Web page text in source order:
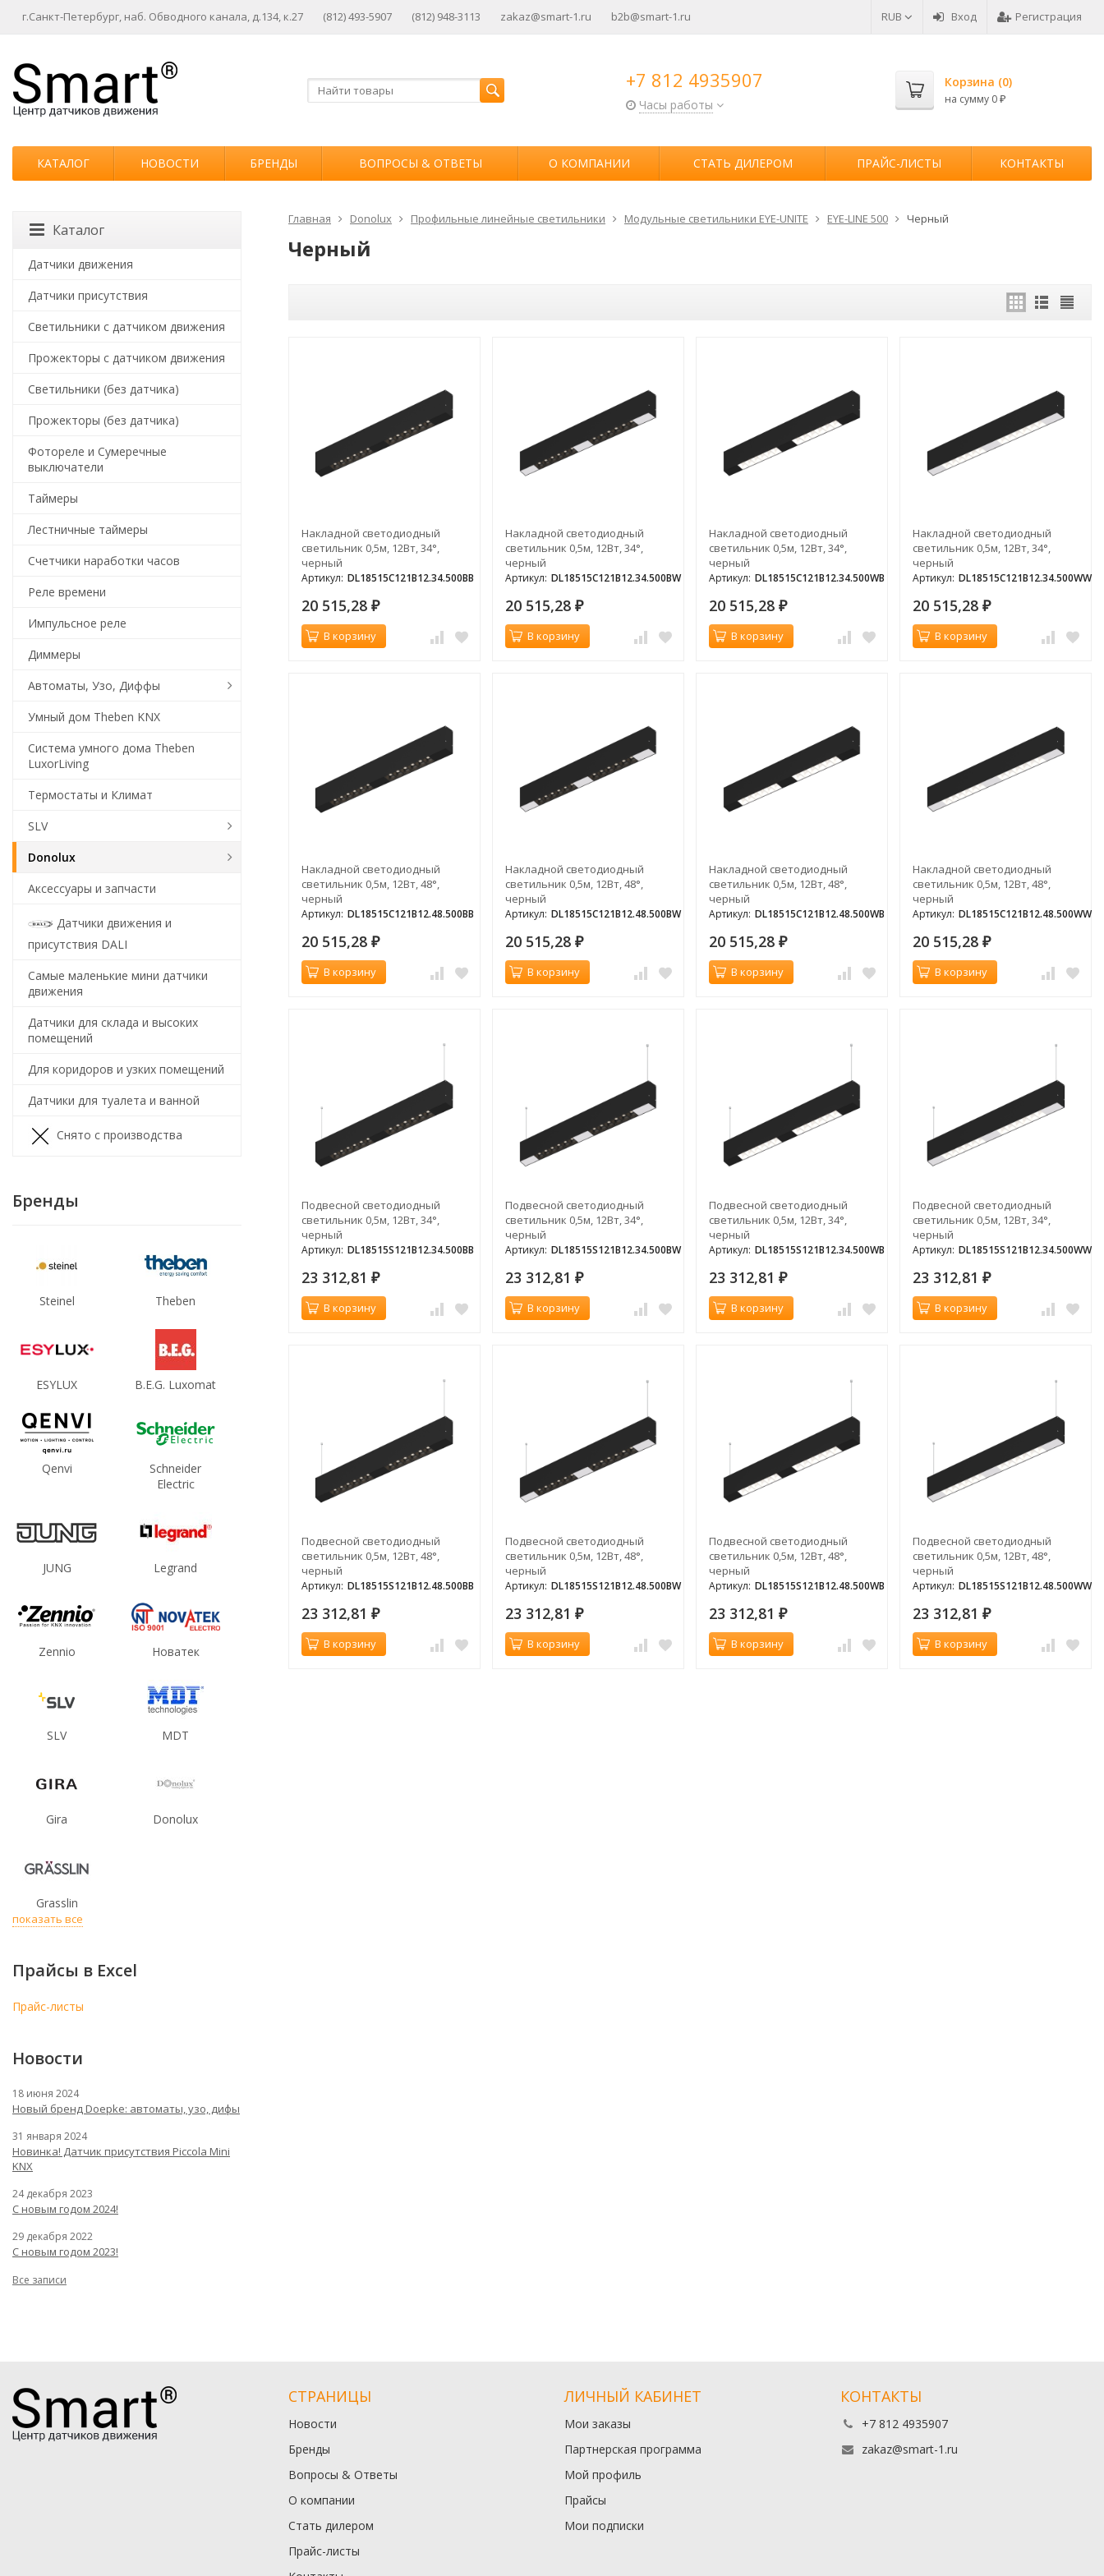
RUB Вход Регистрация
г.Санкт-Петербург, наб. Обводного канала, д.134, к.27 (812) 493-5907 (812) 948-3113 zakaz@smart-1.ru b2b@smart-1.ru
+7 812 4935907
Часы работы
Корзина (0)
на сумму 0 ₽
КАТАЛОГ НОВОСТИ БРЕНДЫ ВОПРОСЫ & ОТВЕТЫ О КОМПАНИИ СТАТЬ ДИЛЕРОМ ПРАЙС-ЛИСТЫ КОНТАКТЫ
Главная Donolux Профильные линейные светильники Модульные светильники EYE-UNITE EYE-LINE 500 Черный
Черный
Накладной светодиодный
светильник 0,5м, 12Вт, 34°,
черный
Артикул: DL18515C121B12.34.500BB
20 515,28 ₽
В корзину
Накладной светодиодный
светильник 0,5м, 12Вт, 34°,
черный
Артикул: DL18515C121B12.34.500BW
20 515,28 ₽
В корзину
Накладной светодиодный
светильник 0,5м, 12Вт, 34°,
черный
Артикул: DL18515C121B12.34.500WB
20 515,28 ₽
В корзину
Накладной светодиодный
светильник 0,5м, 12Вт, 34°,
черный
Артикул: DL18515C121B12.34.500WW
20 515,28 ₽
В корзину
Накладной светодиодный
светильник 0,5м, 12Вт, 48°,
черный
Артикул: DL18515C121B12.48.500BB
20 515,28 ₽
В корзину
Накладной светодиодный
светильник 0,5м, 12Вт, 48°,
черный
Артикул: DL18515C121B12.48.500BW
20 515,28 ₽
В корзину
Накладной светодиодный
светильник 0,5м, 12Вт, 48°,
черный
Артикул: DL18515C121B12.48.500WB
20 515,28 ₽
В корзину
Накладной светодиодный
светильник 0,5м, 12Вт, 48°,
черный
Артикул: DL18515C121B12.48.500WW
20 515,28 ₽
В корзину
Подвесной светодиодный
светильник 0,5м, 12Вт, 34°,
черный
Артикул: DL18515S121B12.34.500BB
23 312,81 ₽
В корзину
Подвесной светодиодный
светильник 0,5м, 12Вт, 34°,
черный
Артикул: DL18515S121B12.34.500BW
23 312,81 ₽
В корзину
Подвесной светодиодный
светильник 0,5м, 12Вт, 34°,
черный
Артикул: DL18515S121B12.34.500WB
23 312,81 ₽
В корзину
Подвесной светодиодный
светильник 0,5м, 12Вт, 34°,
черный
Артикул: DL18515S121B12.34.500WW
23 312,81 ₽
В корзину
Подвесной светодиодный
светильник 0,5м, 12Вт, 48°,
черный
Артикул: DL18515S121B12.48.500BB
23 312,81 ₽
В корзину
Подвесной светодиодный
светильник 0,5м, 12Вт, 48°,
черный
Артикул: DL18515S121B12.48.500BW
23 312,81 ₽
В корзину
Подвесной светодиодный
светильник 0,5м, 12Вт, 48°,
черный
Артикул: DL18515S121B12.48.500WB
23 312,81 ₽
В корзину
Подвесной светодиодный
светильник 0,5м, 12Вт, 48°,
черный
Артикул: DL18515S121B12.48.500WW
23 312,81 ₽
В корзину
Каталог
Датчики движения
Датчики присутствия
Светильники с датчиком движения
Прожекторы с датчиком движения
Светильники (без датчика)
Прожекторы (без датчика)
Фотореле и Сумеречные
выключатели
Таймеры
Лестничные таймеры
Счетчики наработки часов
Реле времени
Импульсное реле
Диммеры
Автоматы, Узо, Диффы
Умный дом Theben KNX
Система умного дома Theben
LuxorLiving
Термостаты и Климат
SLV
Donolux
Аксессуары и запчасти
Датчики движения и
присутствия DALI
Самые маленькие мини датчики
движения
Датчики для склада и высоких
помещений
Для коридоров и узких помещений
Датчики для туалета и ванной
Снято с производства
Бренды
Steinel Theben
ESYLUX B.E.G. Luxomat
Qenvi
Schneider
Electric
JUNG Legrand
Zennio Новатек
SLV MDT
Gira Donolux
Grasslin
показать все
Прайсы в Excel
Прайс-листы
Новости
18 июня 2024
Новый бренд Doepke: автоматы, узо, дифы
31 января 2024
Новинка! Датчик присутствия Piccola Minі
KNX
24 декабря 2023
С новым годом 2024!
29 декабря 2022
С новым годом 2023!
Все записи
СТРАНИЦЫ
Новости
Бренды
Вопросы & Ответы
О компании
Стать дилером
Прайс-листы
ЛИЧНЫЙ КАБИНЕТ
Мои заказы
Партнерская программа
Мой профиль
Прайсы
Мои подписки
КОНТАКТЫ
+7 812 4935907
zakaz@smart-1.ru